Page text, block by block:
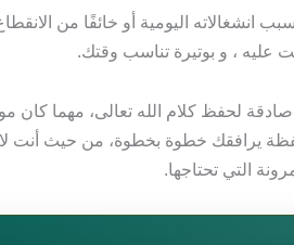
انشغالاته اليومية أو خائفًا من
عليه ، و بوتيرة تناسب وقتك.
لحفظ كلام الله تعالى، مهما كان
يرافقك خطوة بخطوة، من حيث
التي تحتاجها.